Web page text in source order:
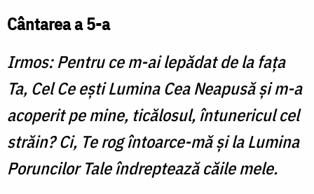
Cântarea a 5-a
Irmos: Pentru ce m-ai lepădat de la faţa
Ta, Cel Ce eşti Lumina Cea Neapusă şi m-a
acoperit pe mine, ticălosul, întunericul cel
străin? Ci, Te rog întoarce-mă şi la Lumina
Poruncilor Tale îndreptează căile mele.